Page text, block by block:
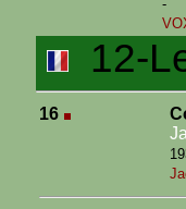
-
12-
16